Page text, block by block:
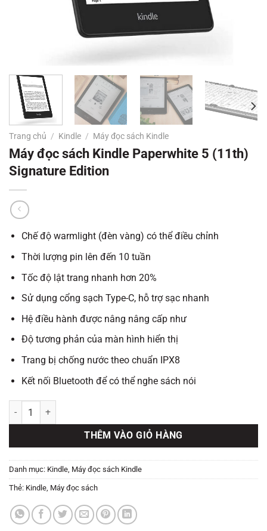
Trang chủ / Kindle / Máy đọc sách Kindle
Máy đọc sách Kindle Paperwhite 5 (11th)
Signature Edition
Chế độ warmlight (đèn vàng) có thể điều chỉnh
Thời lượng pin lên đến 10 tuần
Tốc độ lật trang nhanh hơn 20%
Sử dụng cổng sạch Type-C, hỗ trợ sạc nhanh
Hệ điều hành được nâng nâng cấp như
Độ tương phản của màn hình hiển thị
Trang bị chống nước theo chuẩn IPX8
Kết nối Bluetooth để có thể nghe sách nói
Máy đọc sách Kindle Paperwhite 5 (11th) Signature Edition số lượng
THÊM VÀO GIỎ HÀNG
Danh mục: Kindle, Máy đọc sách Kindle
Thẻ: Kindle, Máy đọc sách